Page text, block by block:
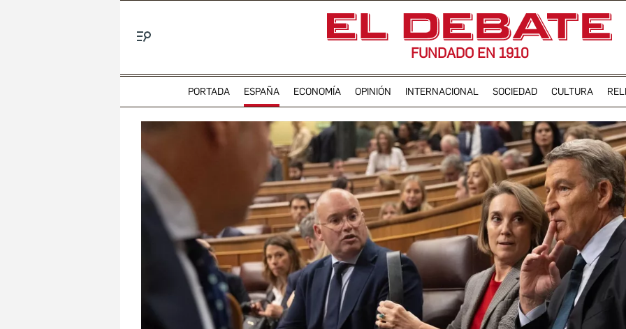
FUNDADO EN 1910
PORTADA ESPAÑA ECONOMÍA OPINIÓN INTERNACIONAL SOCIEDAD CULTURA